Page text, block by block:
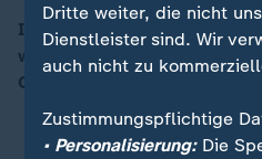
00:13
In der Südwesthälfte wird es
warm. Die Temperaturen
Gewitter sind kaum noch zu
Dritte weiter, die nicht
Dienstleister sind. Wir
auch nicht zu
Zustimmungspflichtige
• Personalisierung:Die